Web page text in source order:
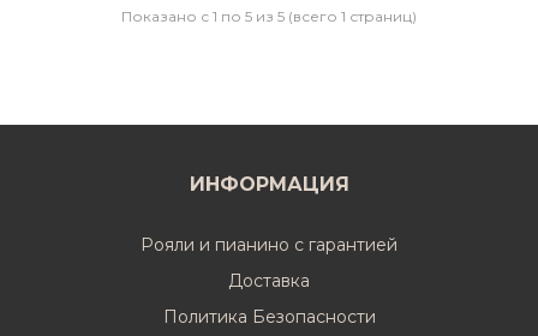
Показано с 1 по 5 из 5 (всего 1 страниц)
ИНФОРМАЦИЯ
Рояли и пианино с гарантией
Доставка
Политика Безопасности